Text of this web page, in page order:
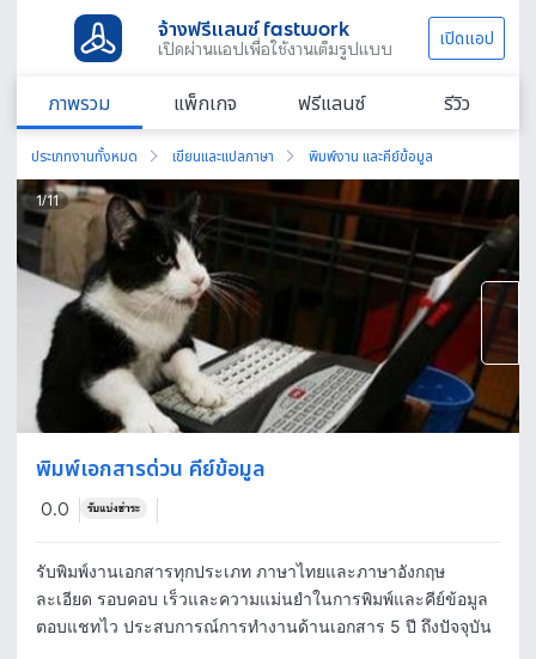
จ้างฟรีแลนซ์ fastwork
เปิดผ่านแอปเพื่อใช้งานเต็มรูปแบบ เปิดแอป
ภาพรวม แพ็กเกจ ฟรีแลนซ์ รีวิว
ประเภทงานทั้งหมด เขียนและแปลภาษา พิมพ์งาน และคีย์ข้อมูล
1/11
พิมพ์เอกสารด่วน คีย์ข้อมูล
0.0
รับพิมพ์งานเอกสารทุกประเภท ภาษาไทยและภาษาอังกฤษ
ละเอียด รอบคอบ เร็วและความแม่นยำในการพิมพ์และคีย์ข้อมูล
ตอบแชทไว ประสบการณ์การทำงานด้านเอกสาร 5 ปี ถึงปัจจุบัน